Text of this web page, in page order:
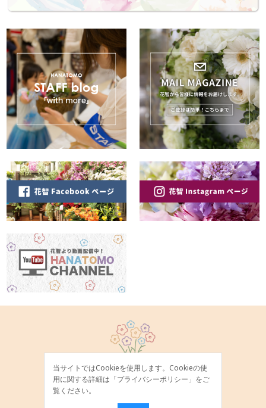
当サイトではCookieを使用します。Cookieの使
用に関する詳細は「プライバシーポリシー 」をご
覧ください。